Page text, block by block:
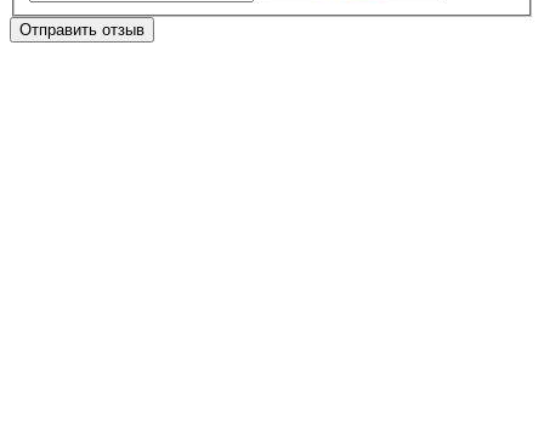
Отправить отзыв